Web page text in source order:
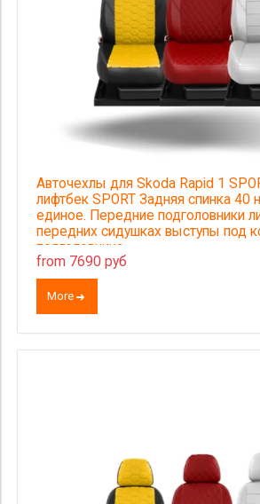
Авточехлы для Skoda Rapid 1
лифтбек SPORT Задняя спинка 40
единое. Передние подголовники
передних сидушках выступы под
подголовника
from 7690 руб
More